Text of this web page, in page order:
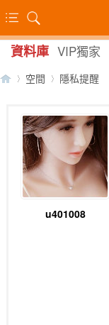
資料庫 VIP獨家
空間 隱私提醒
u401008